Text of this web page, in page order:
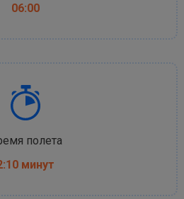
06:00
полета
минут